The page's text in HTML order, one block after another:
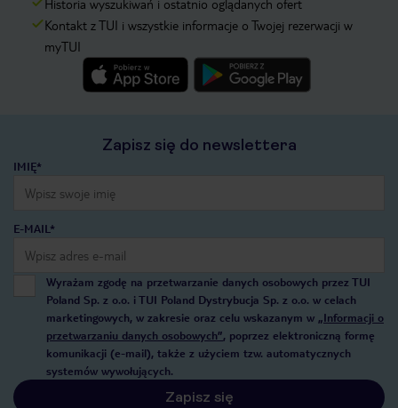
Historia wyszukiwań i ostatnio oglądanych ofert
Kontakt z TUI i wszystkie informacje o Twojej rezerwacji w
myTUI
Zapisz się do newslettera
IMIĘ*
E-MAIL*
Wyrażam zgodę na przetwarzanie danych osobowych przez TUI
Poland Sp. z o.o. i TUI Poland Dystrybucja Sp. z o.o. w celach
marketingowych, w zakresie oraz celu wskazanym w „Informacji o
przetwarzaniu danych osobowych”, poprzez elektroniczną formę
komunikacji (e-mail), także z użyciem tzw. automatycznych
systemów wywołujących.
Zapisz się